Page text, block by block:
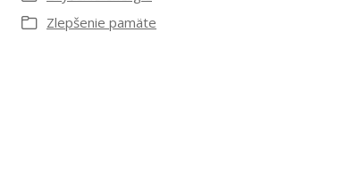
Zlepšenie pamäte